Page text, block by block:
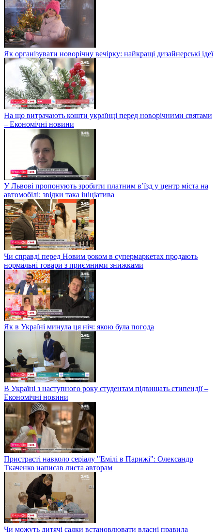
Як організувати новорічну вечірку: найкращі дизайнерські ідеї
На що витрачають кошти українці перед новорічними святами
– Економічні новини
У Львові пропонують зробити платним в’їзд у центр міста на
автомобілі: звідки така ініціатива
Чи справді перед Новим роком в супермаркетах продають
нормальні товари з приємними знижками
Як в Україні минула ця ніч: якою була погода
В Україні з наступного року студентам підвищать стипендії –
Економічні новини
Пристрасті навколо серіалу "Емілі в Парижі": Олександр
Ткаченко написав листа авторам
Чи можуть дитячі садки встановлювати власні правила